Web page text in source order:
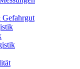
Gefahrgut